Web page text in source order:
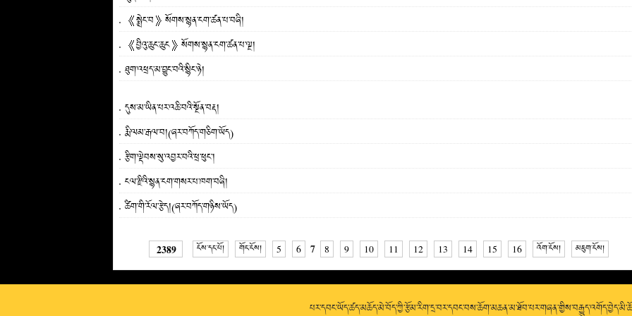
《སྨྲེང་བ》སོགས་སྙན་ངག་ཚན་པ་བཞི།
《བྱིའུ་ཆུང་ཆུང》སོགས་སྙན་ངག་ཚན་པ་ལྔ།
ཐུག་འཕྲད་མ་བྱུང་བའི་སྙིང་ཉེ།
དུས་མ་ཡིན་པར་འཆི་བའི་སྔོན་བརྡ།
རྨི་ལམ་རྒལ་བ།(ཞར་བཀོད་གཅིག་ཡོད)
རྩིག་ལྡེབས་སུ་འབྱར་བའི་ཕྲ་ཕུང་།
ངལ་རྫིའི་སྙན་ངག་གསར་པ་ཁག་བཞི།
ཚིག་གི་རོལ་རྩེད།(ཞར་བཀོད་གཉིས་ཡོད)
2389 ངོས་དང་པོ། གོང་ངོས། 5 6 7 8 9 10 11 12 13 14 15 16 འོག་ངོས། མཇུག་ངོས།